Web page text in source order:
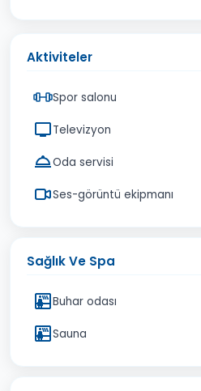
Aktiviteler
Spor salonu
Televizyon
Oda servisi
Ses-görüntü ekipmanı
Sağlık Ve Spa
Buhar odası
Sauna